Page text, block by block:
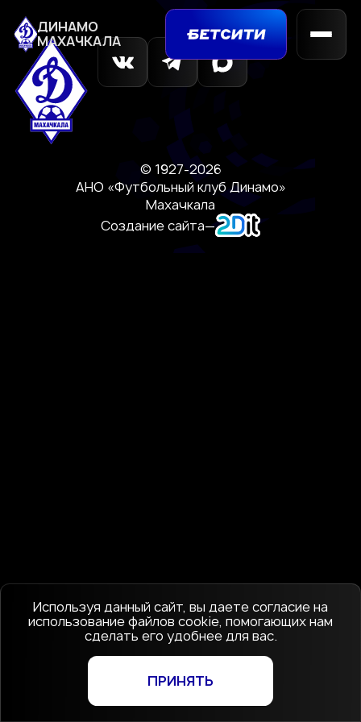
ДИНАМО
МАХАЧКАЛА
© 1927-2026
АНО «Футбольный клуб Динамо»
Махачкала
Создание сайта—
Используя данный сайт, вы даете согласие на
использование файлов cookie, помогающих нам
сделать его удобнее для вас.
ПРИНЯТЬ